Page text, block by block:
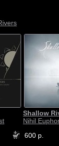
Shallow
Nihil
600 р.